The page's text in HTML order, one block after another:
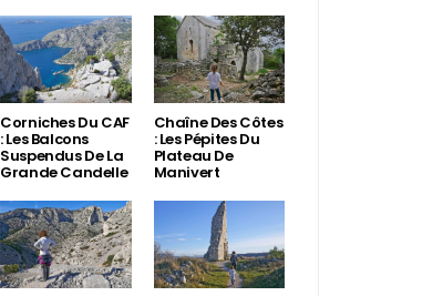
Corniches Du CAF
: Les Balcons
Suspendus De La
Grande Candelle
Chaîne Des Côtes
: Les Pépites Du
Plateau De
Manivert